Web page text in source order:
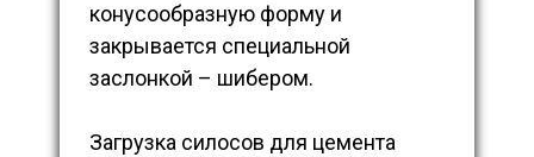
конусообразную форму и
закрывается специальной
заслонкой – шибером.
Загрузка силосов для цемента